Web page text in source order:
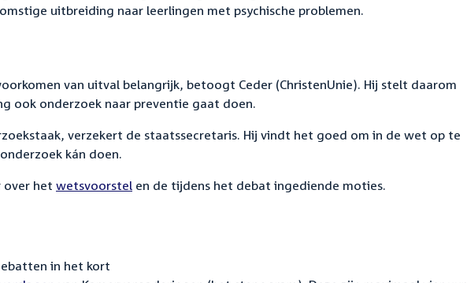
uitbreiding naar leerlingen met psychische problemen.
van uitval belangrijk, betoogt Ceder (ChristenUnie). Hij stelt daarom
ook onderzoek naar preventie gaat doen.
verzekert de staatssecretaris. Hij vindt het goed om in de wet op te
kán doen.
over het wetsvoorstel en de tijdens het debat ingediende moties.
in het kort